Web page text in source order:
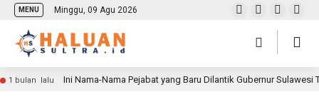
MENU Minggu, 09 Agu 2026
1 bulan lalu Ini Nama-Nama Pejabat yang Baru Dilantik Gubernur Sulawesi